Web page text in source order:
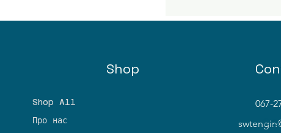
Shop
Shop All
Про нас
067-
©